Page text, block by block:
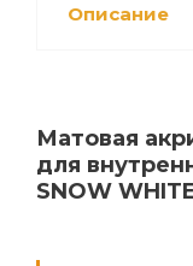
Описание
Матовая
для
SNOW